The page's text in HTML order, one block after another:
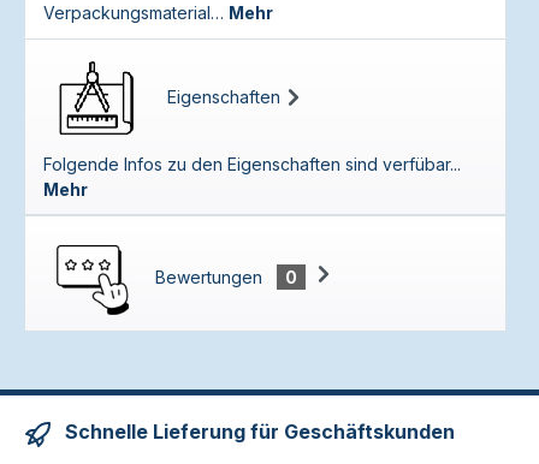
Verpackungsmaterial… Mehr
Eigenschaften
Folgende Infos zu den Eigenschaften sind verfübar...
Mehr
Bewertungen 0
Schnelle Lieferung für Geschäftskunden